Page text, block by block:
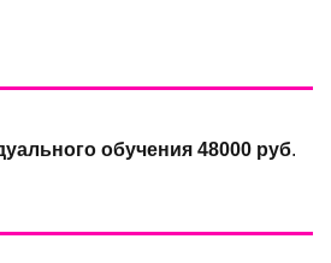
обучения 48000 руб.